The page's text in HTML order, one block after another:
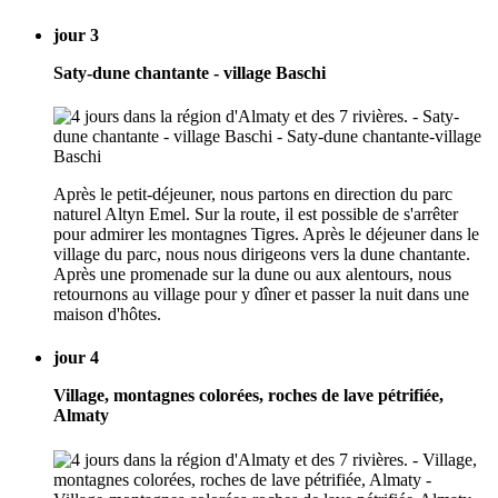
jour 3
Saty-dune chantante - village Baschi
Après le petit-déjeuner, nous partons en direction du parc
naturel Altyn Emel. Sur la route, il est possible de s'arrêter
pour admirer les montagnes Tigres. Après le déjeuner dans le
village du parc, nous nous dirigeons vers la dune chantante.
Après une promenade sur la dune ou aux alentours, nous
retournons au village pour y dîner et passer la nuit dans une
maison d'hôtes.
jour 4
Village, montagnes colorées, roches de lave pétrifiée,
Almaty